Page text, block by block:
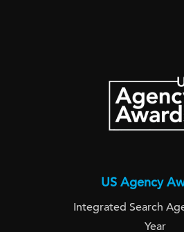
US Agency
Integrated Search
Year